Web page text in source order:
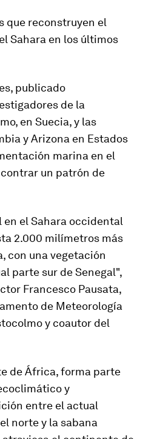
que reconstruyen el
Sahara en los últimos
publicado
de la
en Suecia, y las
y Arizona en Estados
marina en el
un patrón de
el Sahara occidental
2.000 milímetros más
con una vegetación
parte sur de Senegal",
Francesco Pausata,
de Meteorología
y coautor del
de África, forma parte
y
entre el actual
norte y la sabana